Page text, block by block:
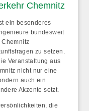
Chemnitz
ein besonderes
bundesweit
zu setzen.
Veranstaltung aus
nicht nur eine
auch ein
Akzente setzt.
die